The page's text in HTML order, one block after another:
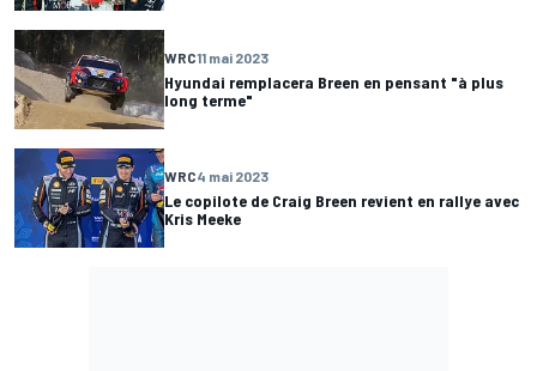
WRC11 mai 2023
Hyundai remplacera Breen en pensant "à plus
long terme"
WRC4 mai 2023
Le copilote de Craig Breen revient en rallye avec
Kris Meeke